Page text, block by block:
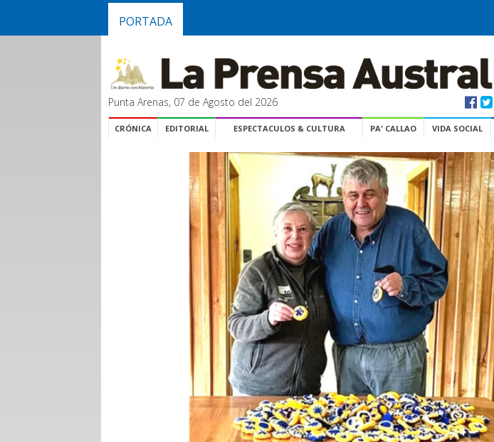
PORTADA
Punta Arenas, 07 de Agosto del 2026
CRÓNICA EDITORIAL ESPECTACULOS & CULTURA PA' CALLAO VIDA SOCIAL